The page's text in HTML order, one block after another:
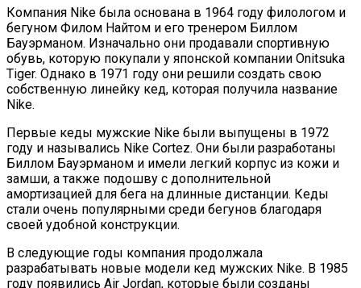
Компания Nike была основана в 1964 году филологом и
бегуном Филом Найтом и его тренером Биллом
Бауэрманом. Изначально они продавали спортивную
обувь, которую покупали у японской компании Onitsuka
Tiger. Однако в 1971 году они решили создать свою
собственную линейку кед, которая получила название
Nike.
Первые кеды мужские Nike были выпущены в 1972
году и назывались Nike Cortez. Они были разработаны
Биллом Бауэрманом и имели легкий корпус из кожи и
замши, а также подошву с дополнительной
амортизацией для бега на длинные дистанции. Кеды
стали очень популярными среди бегунов благодаря
своей удобной конструкции.
В следующие годы компания продолжала
разрабатывать новые модели кед мужских Nike. В 1985
году появились Air Jordan, которые были созданы